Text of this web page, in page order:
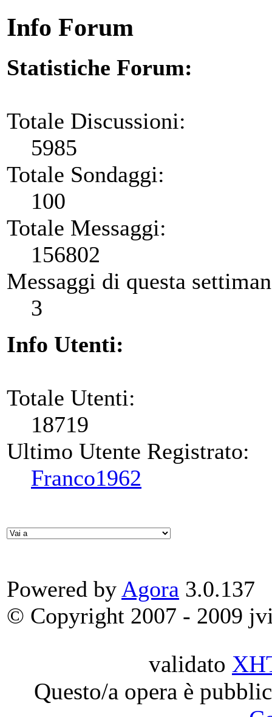
Info Forum
Statistiche Forum:
Totale Discussioni:
5985
Totale Sondaggi:
100
Totale Messaggi:
156802
Messaggi di questa
3
Info Utenti:
Totale Utenti:
18719
Ultimo Utente Registrato:
Franco1962
Powered by Agora 3.0.137
© Copyright 2007 - 2009
validato
Questo/a opera è